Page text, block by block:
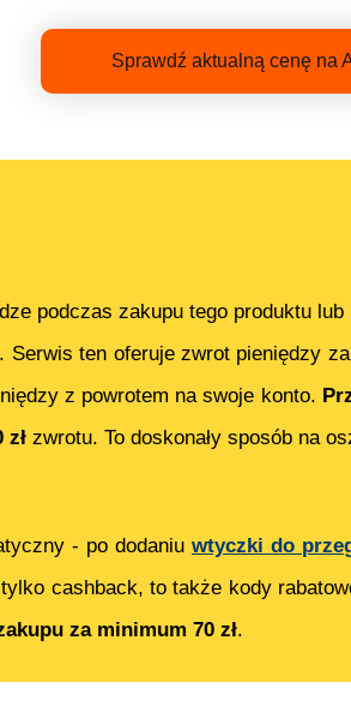
Sprawdź aktualną cenę na
podczas zakupu tego produktu
. Serwis ten oferuje zwrot pieniędzy
z powrotem na swoje konto.
zł zwrotu. To doskonały sposób na
- po dodaniu wtyczki do
cashback, to także kody
za minimum 70 zł.